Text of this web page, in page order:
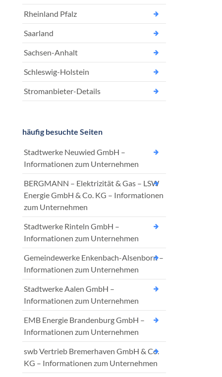
Rheinland Pfalz
Saarland
Sachsen-Anhalt
Schleswig-Holstein
Stromanbieter-Details
häufig besuchte Seiten
Stadtwerke Neuwied GmbH –
Informationen zum Unternehmen
BERGMANN – Elektrizität & Gas – LSW
Energie GmbH & Co. KG – Informationen
zum Unternehmen
Stadtwerke Rinteln GmbH –
Informationen zum Unternehmen
Gemeindewerke Enkenbach-Alsenborn –
Informationen zum Unternehmen
Stadtwerke Aalen GmbH –
Informationen zum Unternehmen
EMB Energie Brandenburg GmbH –
Informationen zum Unternehmen
swb Vertrieb Bremerhaven GmbH & Co.
KG – Informationen zum Unternehmen